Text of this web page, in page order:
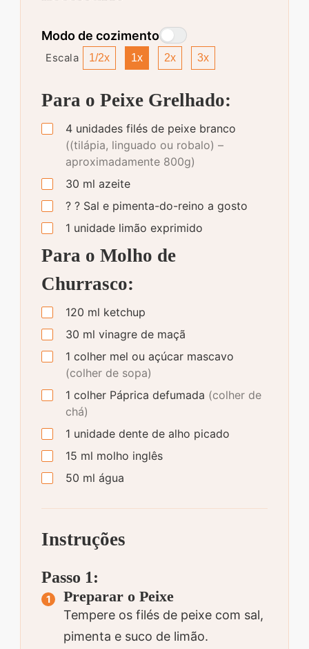
Modo de cozimento
Escala 1/2x 1x 2x 3x
Para o Peixe Grelhado:
4 unidades filés de peixe branco
((tilápia, linguado ou robalo) –
aproximadamente 800g)
30 ml azeite
? ? Sal e pimenta-do-reino a gosto
1 unidade limão exprimido
Para o Molho de
Churrasco:
120 ml ketchup
30 ml vinagre de maçã
1 colher mel ou açúcar mascavo
(colher de sopa)
1 colher Páprica defumada (colher de
chá)
1 unidade dente de alho picado
15 ml molho inglês
50 ml água
Instruções
Passo 1:
Preparar o Peixe
Tempere os filés de peixe com sal,
pimenta e suco de limão.